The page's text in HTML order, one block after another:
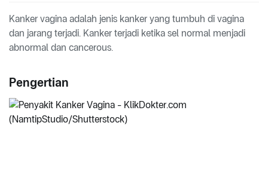
Kanker vagina adalah jenis kanker yang tumbuh di vagina
dan jarang terjadi. Kanker terjadi ketika sel normal menjadi
abnormal dan cancerous.
Pengertian